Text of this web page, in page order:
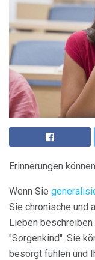
Erinnerungen
Wenn Sie
Sie chronische und
Lieben
"Sorgenkind". Sie
besorgt fühlen und